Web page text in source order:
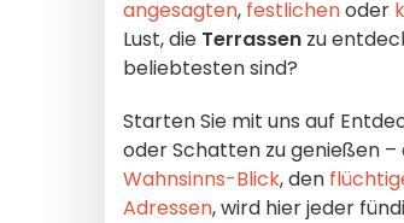
angesagten, festlichenoder
Lust, die Terrassen zu
beliebtesten sind?
Starten Sie mit uns auf
oder Schatten zu genießen
Wahnsinns-Blick, den
Adressen, wird hier jeder